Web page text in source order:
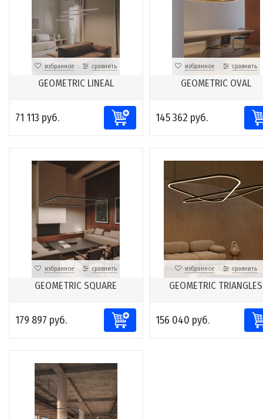
избранное сравнить
GEOMETRIC LINEAL
71 113 руб.
избранное сравнить
GEOMETRIC OVAL
145 362 руб.
избранное сравнить
GEOMETRIC SQUARE
179 897 руб.
избранное сравнить
GEOMETRIC TRIANGLES
156 040 руб.